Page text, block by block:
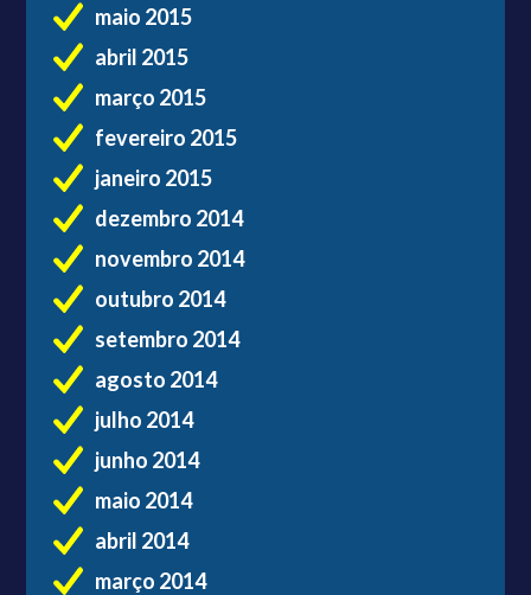
maio 2015
abril 2015
março 2015
fevereiro 2015
janeiro 2015
dezembro 2014
novembro 2014
outubro 2014
setembro 2014
agosto 2014
julho 2014
junho 2014
maio 2014
abril 2014
março 2014